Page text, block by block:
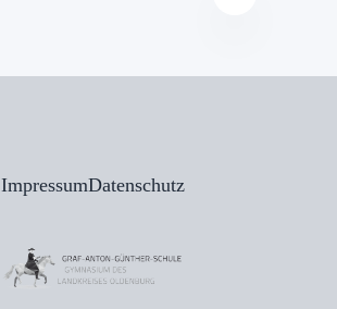
ImpressumDatenschutz